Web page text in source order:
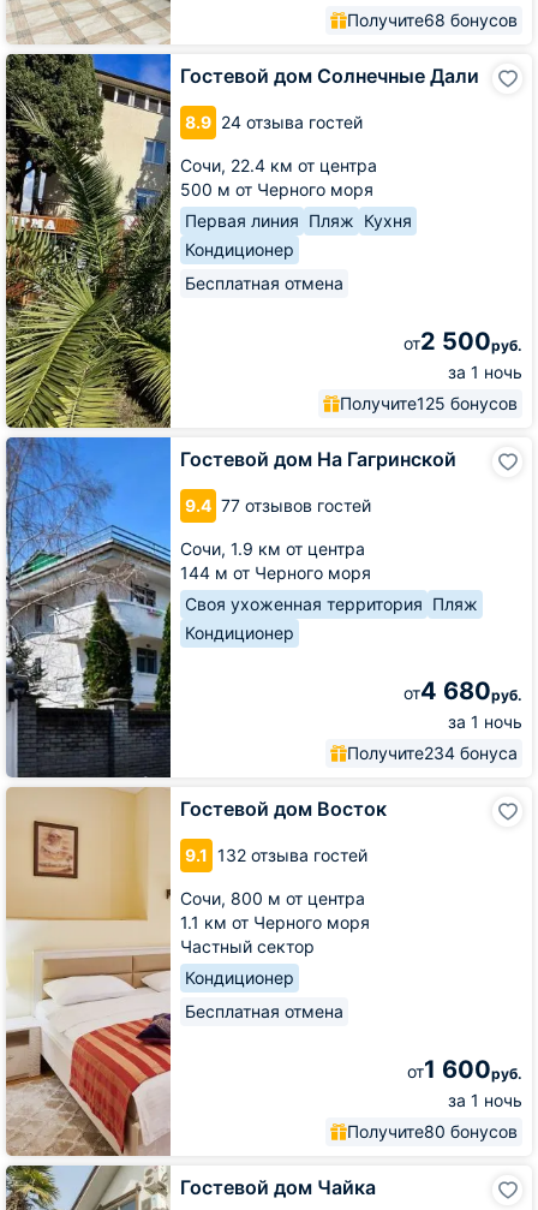
Получите68 бонусов
Гостевой дом Солнечные Дали
8.9 24 отзыва гостей
Сочи, 22.4 км от центра
500 м от Черного моря
Первая линия Пляж Кухня
Кондиционер
Бесплатная отмена
от2 500руб.
за 1 ночь
Получите125 бонусов
Гостевой
дом
Солнечные
Дали
Гостевой дом На Гагринской
9.4 77 отзывов гостей
Сочи, 1.9 км от центра
144 м от Черного моря
Своя ухоженная территория Пляж
Кондиционер
от4 680руб.
за 1 ночь
Получите234 бонуса
Гостевой
дом
На
Гагринской
Гостевой дом Восток
9.1 132 отзыва гостей
Сочи, 800 м от центра
1.1 км от Черного моря
Частный сектор
Кондиционер
Бесплатная отмена
от1 600руб.
за 1 ночь
Получите80 бонусов
Гостевой
Восток
Гостевой дом Чайка
Гостевой
дом